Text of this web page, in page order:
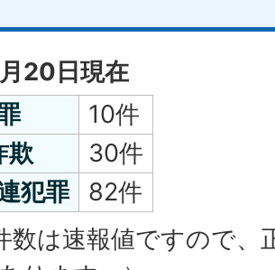
20日現在
10件
欺
30件
犯罪
82件
数は速報値ですので